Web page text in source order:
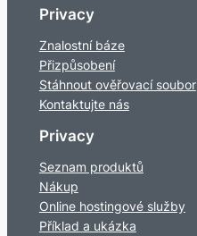
Privacy
Znalostní báze
Přizpůsobení
Stáhnout ověřovací soubor
Kontaktujte nás
Privacy
Seznam produktů
Nákup
Online hostingové služby
Příklad a ukázka